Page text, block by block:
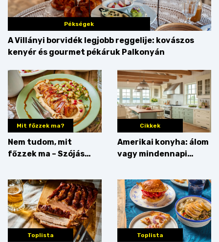
Pékségek
A Villányi borvidék legjobb reggelije: kovászos
kenyér és gourmet pékáruk Palkonyán
Mit főzzek ma?
Nem tudom, mit
főzzek ma – Szójás
Cikkek
Amerikai konyha: álom
vagy mindennapi
az érveket
Toplista Toplista